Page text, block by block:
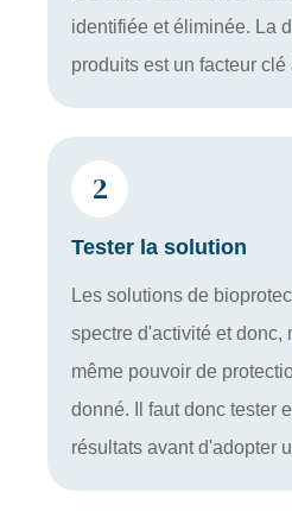
identifiée et éliminée. La
produits est un facteur clé
2
Tester la solution
Les solutions de
spectre d'activité et donc,
même pouvoir de
donné. Il faut donc tester
résultats avant d'adopter